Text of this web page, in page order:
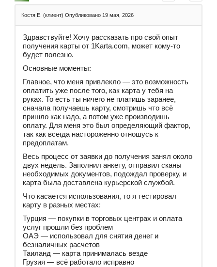
Костя Е. (клиент) Опубликовано 19 мая, 2026
Здравствуйте! Хочу рассказать про свой опыт
получения карты от 1Karta.com, может кому-то
будет полезно.
Основные моменты:
Главное, что меня привлекло — это возможность
оплатить уже после того, как карта у тебя на
руках. То есть ты ничего не платишь заранее,
сначала получаешь карту, смотришь что всё
пришло как надо, а потом уже производишь
оплату. Для меня это был определяющий фактор,
так как всегда настороженно отношусь к
предоплатам.
Весь процесс от заявки до получения занял около
двух недель. Заполнил анкету, отправил сканы
необходимых документов, подождал проверку, и
карта была доставлена курьерской службой.
Что касается использования, то я тестировал
карту в разных местах:
Турция — покупки в торговых центрах и оплата
услуг прошли без проблем
ОАЭ — использовал для снятия денег и
безналичных расчетов
Таиланд — карта принималась везде
Грузия — всё работало исправно